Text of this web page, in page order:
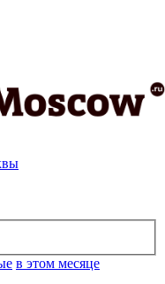
в этом месяце